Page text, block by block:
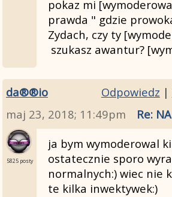
pokaz mi
prawda " gdzie
Zydach, czy ty
szukasz awantur?
da®®io Odpowiedz |
maj 23, 2018; 11:49pm
Re:
5825 posty
ja bym wymoderowal
ostatecznie sporo
normalnych:) wiec nie
te kilka inwektywek:)